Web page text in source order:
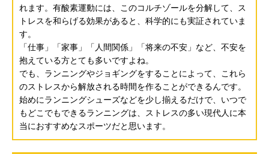
れます。有酸素運動には、このコルチゾールを分解して、ス
トレスを和らげる効果があると、科学的にも実証されていま
す。
「仕事」「家事」「人間関係」「将来の不安」など、不安を
抱えている方とても多いですよね。
でも、ランニングやジョギングをすることによって、これら
のストレスから解放される時間を作ることができるんです。
始めにランニングシューズなどを少し揃えるだけで、いつで
もどこでもできるランニングは、ストレスの多い現代人に本
当におすすめなスポーツだと思います。